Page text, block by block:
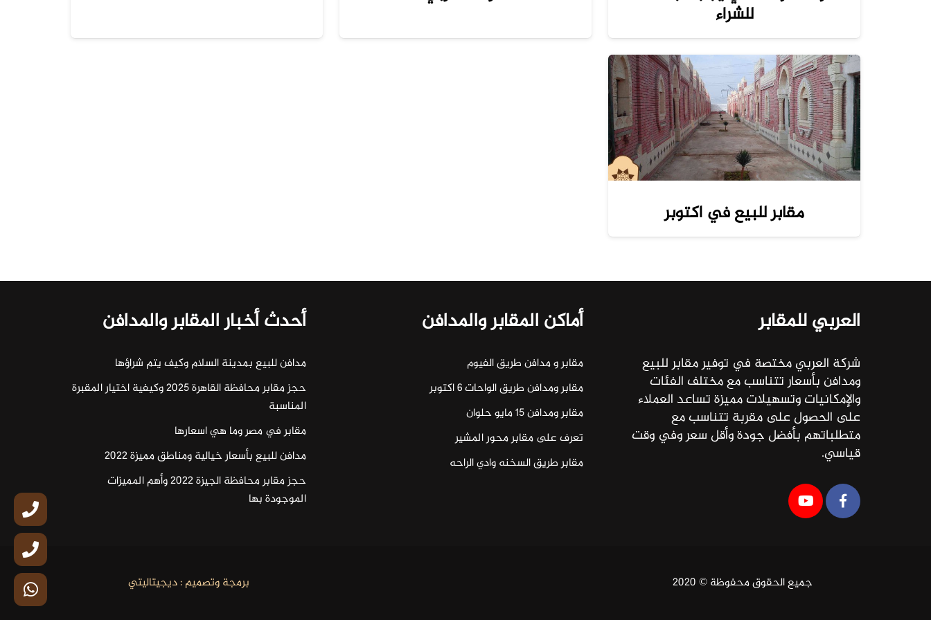
للشراء
مقابر للبيع في اكتوبر
العربي للمقابر
شركة العربي مختصة في توفير مقابر للبيع
ومدافن بأسعار تتناسب مع مختلف الفئات
والإمكانيات وتسهيلات مميزة تساعد العملاء
على الحصول على مقربة تتناسب مع
متطلباتهم بأفضل جودة وأقل سعر وفي وقت
قياسي.
أماكن المقابر والمدافن
مقابر و مدافن طريق الفيوم
مقابر ومدافن طريق الواحات ٦ اكتوبر
مقابر ومدافن ١٥ مايو حلوان
تعرف على مقابر محور المشير
مقابر طريق السخنه وادي الراحه
أحدث أخبار المقابر والمدافن
مدافن للبيع بمدينة السلام وكيف يتم شراؤها
حجز مقابر محافظة القاهرة 2025 وكيفية اختيار المقبرة
المناسبة
مقابر في مصر وما هي اسعارها
مدافن للبيع بأسعار خيالية ومناطق مميزة 2022
حجز مقابر محافظة الجيزة 2022 وأهم المميزات
الموجودة بها
جميع الحقوق محفوظة © 2020 برمجة وتصميم : ديجيتاليتي